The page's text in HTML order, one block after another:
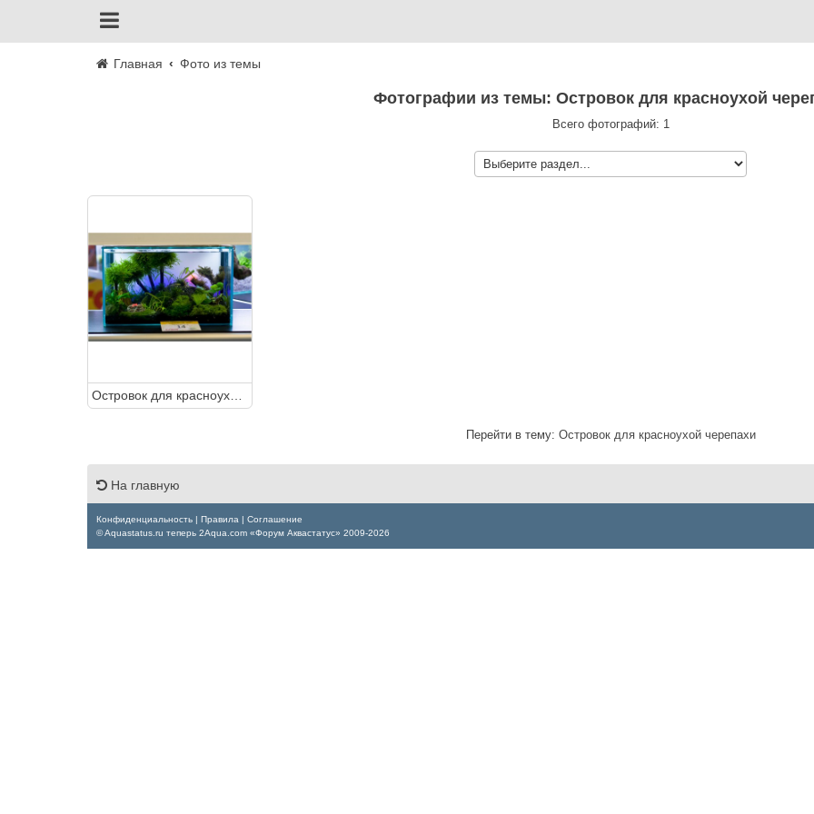
Главная Фото из темы
Фотографии из темы: Островок для красноухой
Всего фотографий: 1
Перейти в тему: Островок для красноухой черепахи
На главную
Конфиденциальность Правила
Соглашение
© Aquastatus.ru теперь 2Aqua.com «Форум Аквастатус» 2009-2026